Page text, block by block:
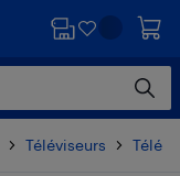
Téléviseurs